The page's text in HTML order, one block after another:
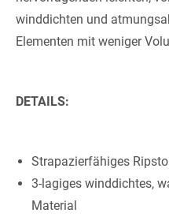
winddichten und
Elementen mit weniger
DETAILS:
Strapazierfähiges
3-lagiges winddichtes,
Material